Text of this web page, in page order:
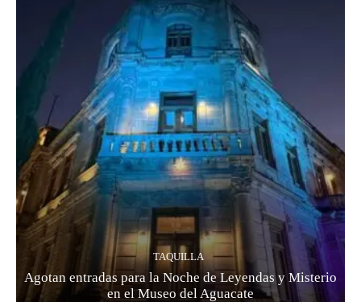
TAQUILLA
Agotan entradas para la Noche de Leyendas y Misterio
en el Museo del Aguacate